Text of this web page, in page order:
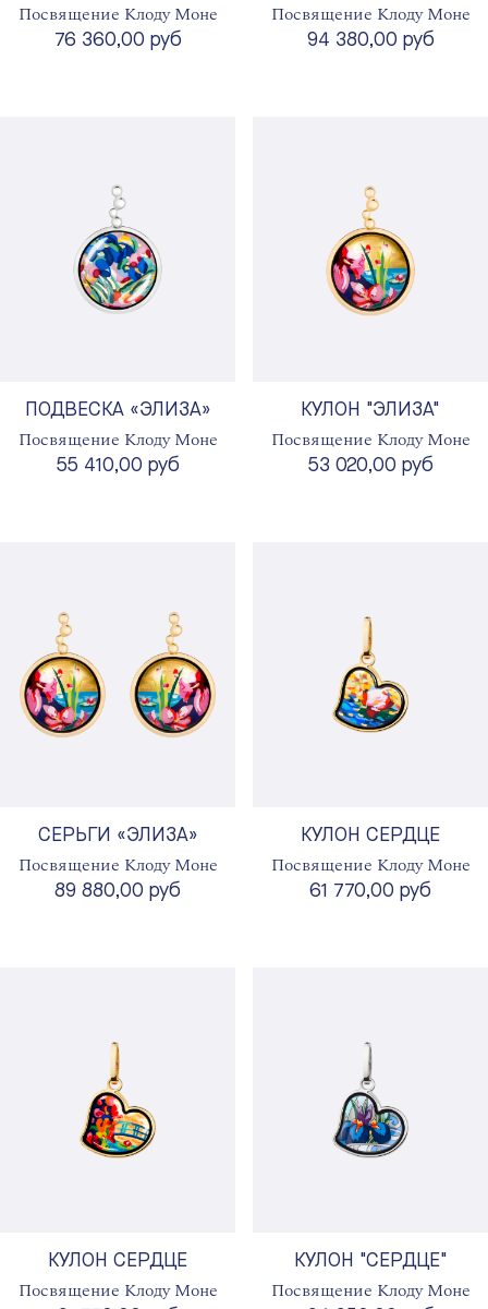
Посвящение Клоду Моне
76 360,00 руб
Посвящение Клоду Моне
94 380,00 руб
ПОДВЕСКА «ЭЛИЗА»
Посвящение Клоду Моне
55 410,00 руб
КУЛОН "ЭЛИЗА"
Посвящение Клоду Моне
53 020,00 руб
СЕРЬГИ «ЭЛИЗА»
Посвящение Клоду Моне
89 880,00 руб
КУЛОН СЕРДЦЕ
Посвящение Клоду Моне
61 770,00 руб
КУЛОН СЕРДЦЕ
Посвящение Клоду Моне
КУЛОН "СЕРДЦЕ"
Посвящение Клоду Моне